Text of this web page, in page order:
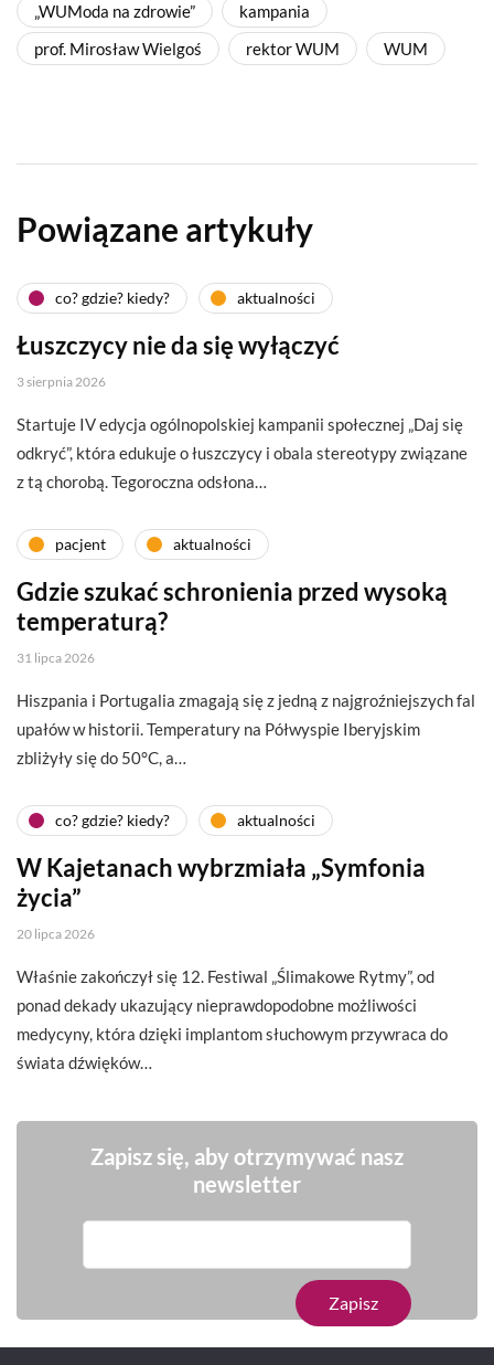
„WUModa na zdrowie”
kampania
prof. Mirosław Wielgoś
rektor WUM WUM
Powiązane artykuły
co? gdzie? kiedy? aktualności
Łuszczycy nie da się wyłączyć
3 sierpnia 2026
Startuje IV edycja ogólnopolskiej kampanii społecznej „Daj się
odkryć”, która edukuje o łuszczycy i obala stereotypy związane
z tą chorobą. Tegoroczna odsłona…
pacjent aktualności
Gdzie szukać schronienia przed wysoką
temperaturą?
31 lipca 2026
Hiszpania i Portugalia zmagają się z jedną z najgroźniejszych fal
upałów w historii. Temperatury na Półwyspie Iberyjskim
zbliżyły się do 50°C, a…
co? gdzie? kiedy? aktualności
W Kajetanach wybrzmiała „Symfonia
życia”
20 lipca 2026
Właśnie zakończył się 12. Festiwal „Ślimakowe Rytmy”, od
ponad dekady ukazujący nieprawdopodobne możliwości
medycyny, która dzięki implantom słuchowym przywraca do
świata dźwięków…
Zapisz się, aby otrzymywać nasz
newsletter